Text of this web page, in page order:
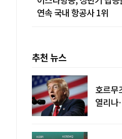
연속 국내 항공사 1위
추천 뉴스
호르무
열리나